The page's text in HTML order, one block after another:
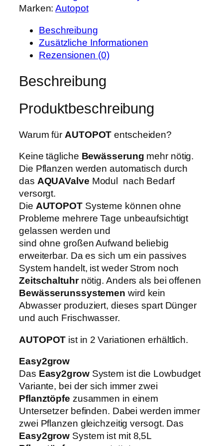
r
r
e
i
w
r
:
.
5
0
0
0
0
€
t
9
9
9
9
€
O
O
S
s
e
m
9
m
m
M
e
n
g
e
Marken:Autopot
Beschreibung
Zusätzliche Informationen
Rezensionen (0)
Beschreibung
Produktbeschreibung
Warum für AUTOPOTentscheiden?
Keine tägliche Bewässerung mehr nötig.
Die Pflanzen werden automatisch durch
das AQUAValve Modul nach Bedarf
versorgt.
Die AUTOPOTSysteme können ohne
Probleme mehrere Tage unbeaufsichtigt
gelassen werden und
sind ohne großen Aufwand beliebig
erweiterbar. Da es sich um ein passives
System handelt, ist weder Strom noch
Zeitschaltuhrnötig. Anders als bei offenen
Bewässerunssystemen wird kein
Abwasser produziert, dieses spart Dünger
und auch Frischwasser.
AUTOPOT ist in 2 Variationen erhältlich.
Easy2grow
Das Easy2growSystem ist die Lowbudget
Variante, bei der sich immer zwei
Pflanztöpfe zusammen in einem
Untersetzer befinden. Dabei werden immer
zwei Pflanzen gleichzeitig versogt. Das
Easy2grow System ist mit 8,5L